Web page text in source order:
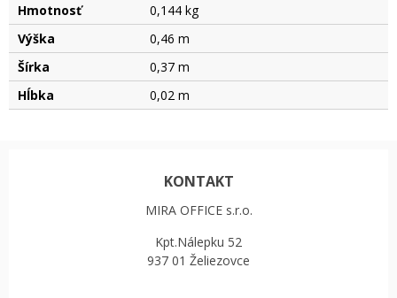
Hmotnosť
0,144 kg
Výška
0,46 m
Šírka
0,37 m
Hĺbka
0,02 m
KONTAKT
MIRA OFFICE s.r.o.
Kpt.Nálepku 52
937 01 Želiezovce